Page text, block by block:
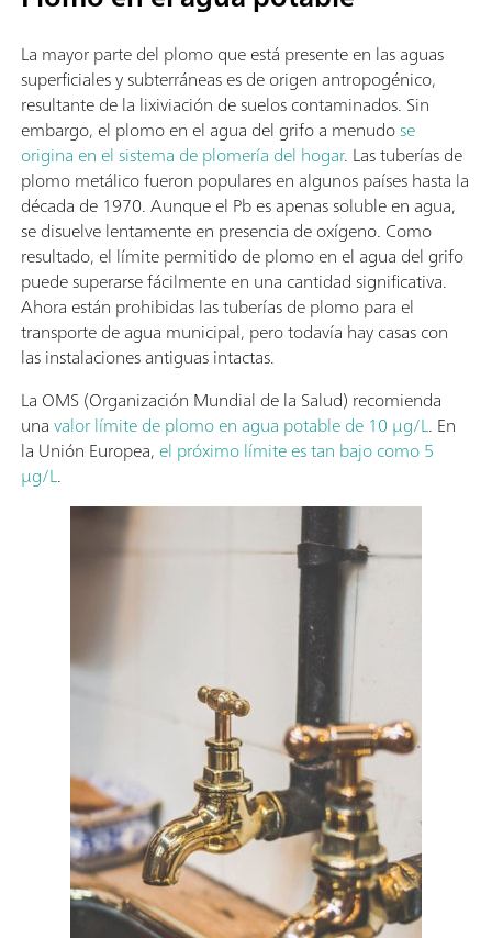
La mayor parte del plomo que está presente en las aguas
superficiales y subterráneas es de origen antropogénico,
resultante de la lixiviación de suelos contaminados. Sin
embargo, el plomo en el agua del grifo a menudose
origina en el sistema de plomería del hogar. Las tuberías de
plomo metálico fueron populares en algunos países hasta la
década de 1970. Aunque el Pb es apenas soluble en agua,
se disuelve lentamente en presencia de oxígeno. Como
resultado, el límite permitido de plomo en el agua del grifo
puede superarse fácilmente en una cantidad significativa.
Ahora están prohibidas las tuberías de plomo para el
transporte de agua municipal, pero todavía hay casas con
las instalaciones antiguas intactas.
La OMS (Organización Mundial de la Salud) recomienda
unavalor límite de plomo en agua potable de 10 µg/L. En
la Unión Europea, el próximo límite es tan bajo como 5
µg/L.